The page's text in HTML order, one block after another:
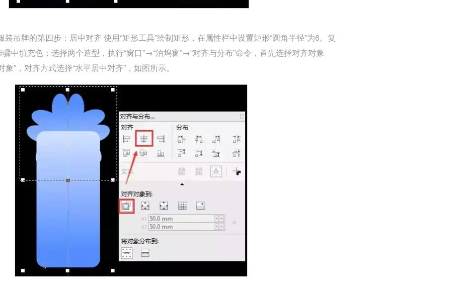
吊牌的第四步：居中对齐 使用“矩形工具”绘制矩形，在属性栏中设置矩形“圆角半径”为6。复
中填充色；选择两个造型，执行“窗口”→“泊坞窗”→“对齐与分布”命令，首先选择对齐对象
象”，对齐方式选择“水平居中对齐”，如图所示。